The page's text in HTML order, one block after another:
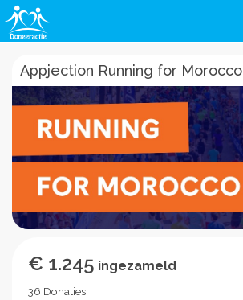
Appjection Running for Morocco
€ 1.245 ingezameld
36 Donaties